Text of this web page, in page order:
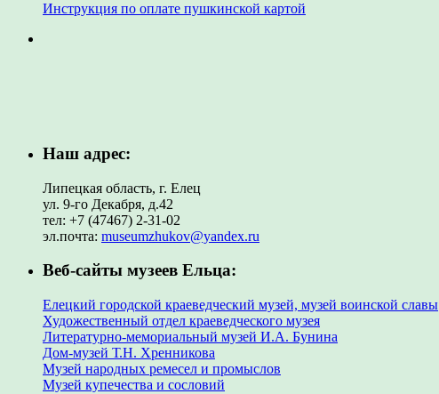
Инструкция по оплате пушкинской картой
Наш адрес:
Липецкая область, г. Елец
ул. 9-го Декабря, д.42
тел: +7 (47467) 2-31-02
эл.почта: museumzhukov@yandex.ru
Веб-сайты музеев Ельца:
Елецкий городской краеведческий музей, музей воинской славы
Художественный отдел краеведческого музея
Литературно-мемориальный музей И.А. Бунина
Дом-музей Т.Н. Хренникова
Музей народных ремесел и промыслов
Музей купечества и сословий